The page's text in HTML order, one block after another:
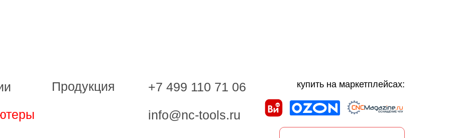
+7 499 110 71 06
info@nc-tools.ru
Продукция купить на маркетплейсах: